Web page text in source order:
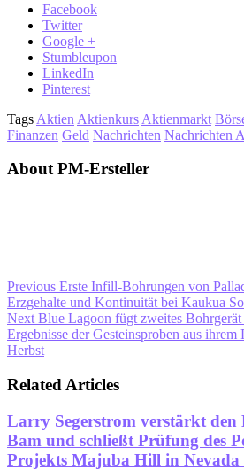
Facebook
Twitter
Google +
Stumbleupon
LinkedIn
Pinterest
Tags Aktien Aktienkurs Aktienmarkt
Finanzen Geld Nachrichten Nachrichten
About PM-Ersteller
Previous Erste Infill-Bohrungen von
Erzgehalte und Kontinuität bei Kaukua
Next Blue Lagoon fügt zweites
Ergebnisse der Gesteinsproben aus
Herbst
Related Articles
Larry Segerstrom verstärkt den
Bam und schließt Prüfung des
Projekts Majuba Hill in Nevada